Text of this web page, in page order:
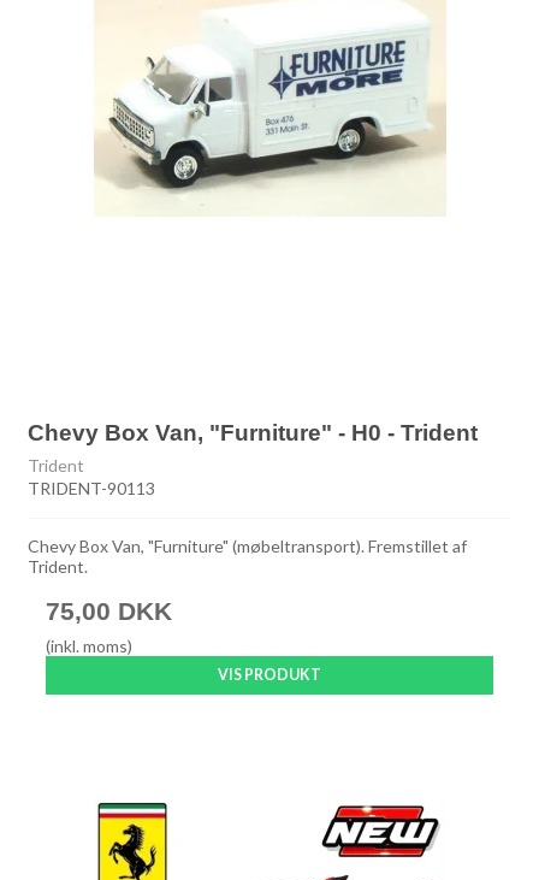
Chevy Box Van, "Furniture" - H0 - Trident
Trident
TRIDENT-90113
Chevy Box Van, "Furniture" (møbeltransport). Fremstillet af
Trident.
75,00 DKK
(inkl. moms)
VIS PRODUKT